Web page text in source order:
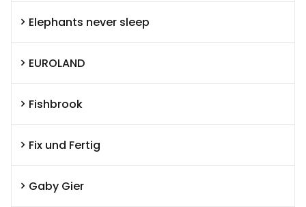
Elephants never sleep
EUROLAND
Fishbrook
Fix und Fertig
Gaby Gier